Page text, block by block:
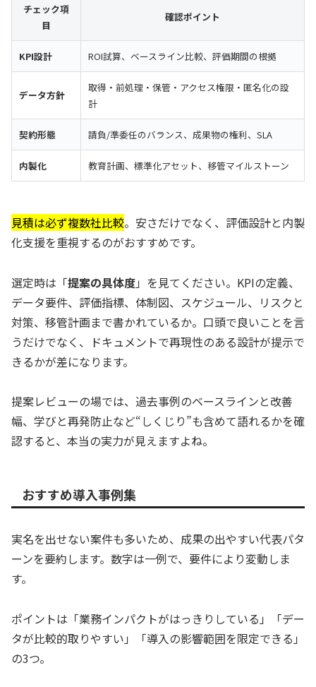
チェック項
目
確認ポイント
KPI設計 ROI試算、ベースライン比較、評価期間の根拠
データ方針
取得・前処理・保管・アクセス権限・匿名化の設
計
契約形態 請負/準委任のバランス、成果物の権利、SLA
内製化 教育計画、標準化アセット、移管マイルストーン
見積は必ず複数社比較。安さだけでなく、評価設計と内製
化支援を重視するのがおすすめです。
選定時は「提案の具体度」を見てください。KPIの定義、
データ要件、評価指標、体制図、スケジュール、リスクと
対策、移管計画まで書かれているか。口頭で良いことを言
うだけでなく、ドキュメントで再現性のある設計が提示で
きるかが差になります。
提案レビューの場では、過去事例のベースラインと改善
幅、学びと再発防止など“しくじり”も含めて語れるかを確
認すると、本当の実力が見えますよね。
おすすめ導入事例集
実名を出せない案件も多いため、成果の出やすい代表パタ
ーンを要約します。数字は一例で、要件により変動しま
す。
ポイントは「業務インパクトがはっきりしている」「デー
タが比較的取りやすい」「導入の影響範囲を限定できる」
の3つ。